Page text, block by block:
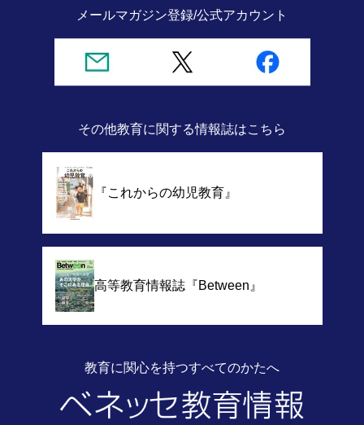
メールマガジン登録/公式アカウント
その他教育に関する情報誌はこちら
『これからの幼児教育』
高等教育情報誌『Between』
教育に関心を持つすべてのかたへ